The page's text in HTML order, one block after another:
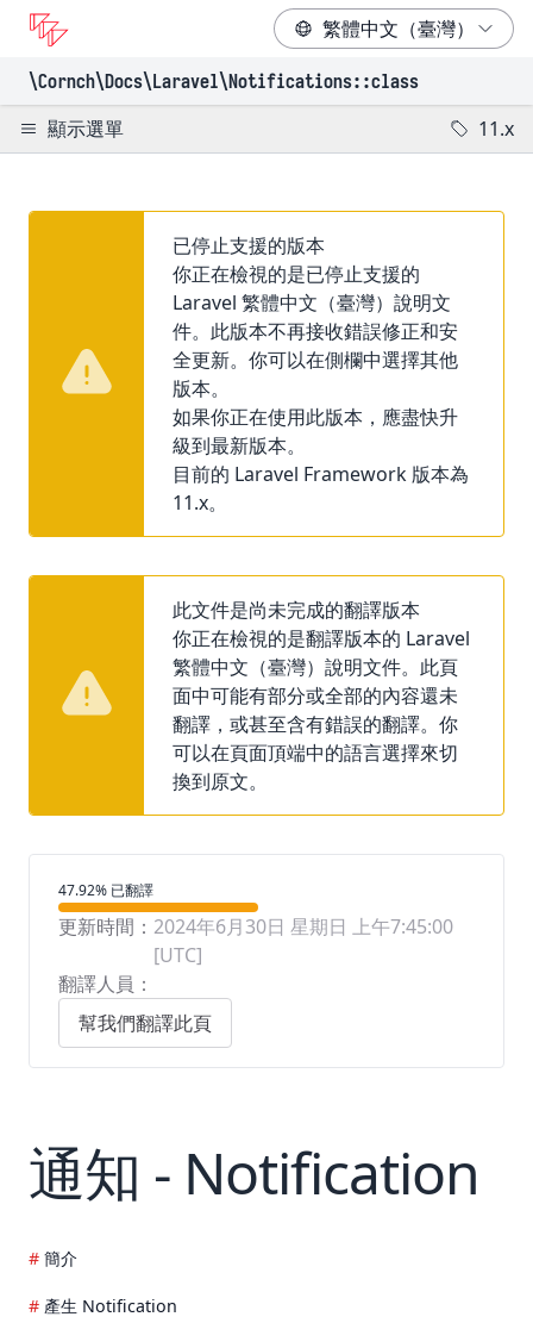
\Cornch\Docs\Laravel\Notifications::class
顯示選單 11.x
已停止支援的版本
你正在檢視的是已停止支援的
Laravel 繁體中文（臺灣）說明文
件。此版本不再接收錯誤修正和安
全更新。你可以在側欄中選擇其他
版本。
如果你正在使用此版本，應盡快升
級到最新版本。
目前的 Laravel Framework 版本為
11.x。
此文件是尚未完成的翻譯版本
你正在檢視的是翻譯版本的 Laravel
繁體中文（臺灣）說明文件。此頁
面中可能有部分或全部的內容還未
翻譯，或甚至含有錯誤的翻譯。你
可以在頁面頂端中的語言選擇來切
換到原文。
翻譯進度
47.92% 已翻譯
更新時間： 2024年6月30日 星期日 上午7:45:00
[UTC]
翻譯人員：
幫我們翻譯此頁
通知 - Notification
簡介
產生 Notification